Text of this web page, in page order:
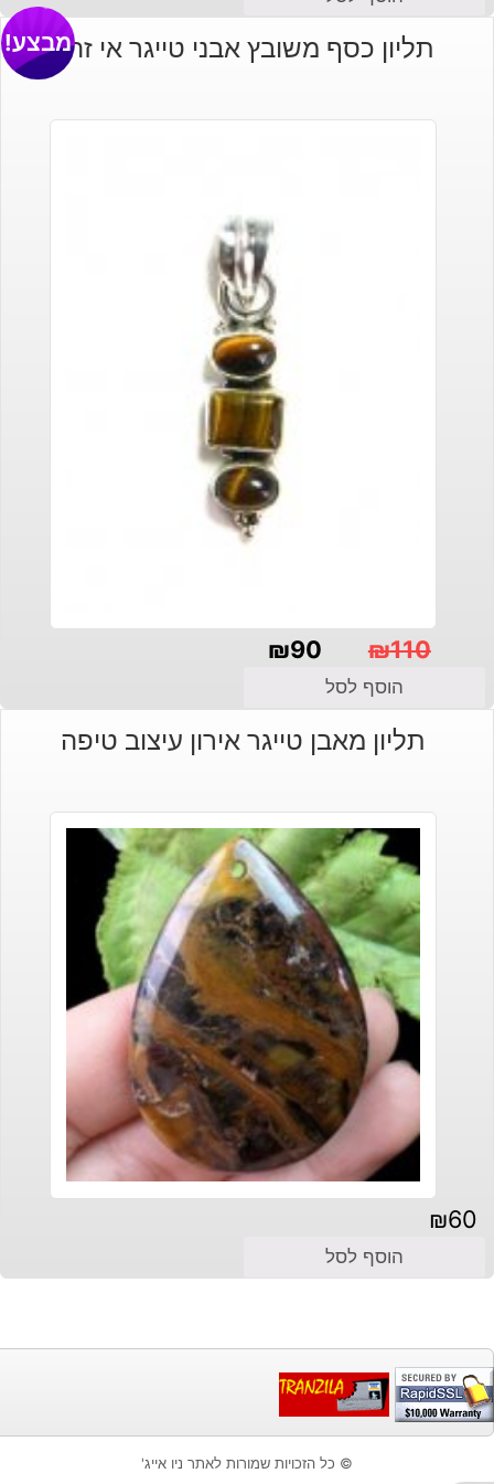
תליון כסף משובץ אבני טייגר אי זהבמבצע!
₪110
המקורי
₪90
הנוכחי
הוסף לסל
תליון מאבן טייגר אירון עיצוב טיפה
₪60
הוסף לסל
© כל הזכויות שמורות לאתר ניו אייג'